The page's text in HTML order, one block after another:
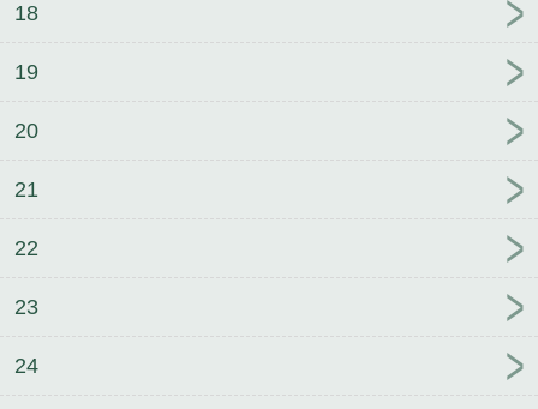
18
19
20
21
22
23
24